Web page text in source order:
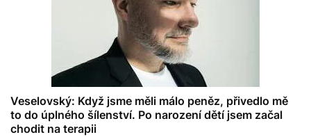
Veselovský: Když jsme měli málo peněz, přivedlo mě
to do úplného šílenství. Po narození dětí jsem začal
chodit na terapii